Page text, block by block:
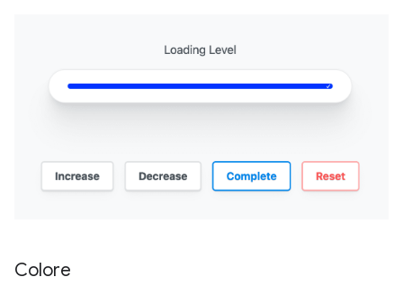
Colore